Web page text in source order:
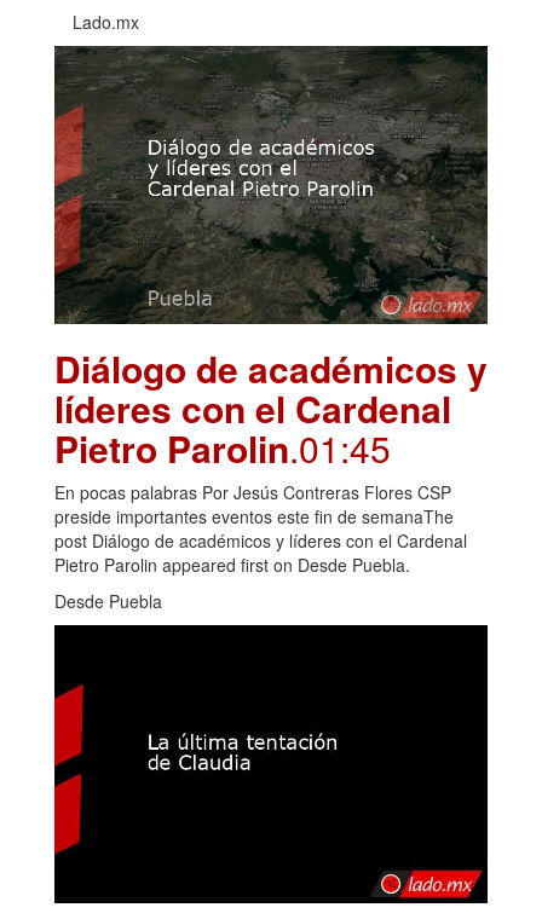
Lado.mx
Diálogo de académicos y
líderes con el Cardenal
Pietro Parolin.01:45
En pocas palabras Por Jesús Contreras Flores CSP
preside importantes eventos este fin de semanaThe
post Diálogo de académicos y líderes con el Cardenal
Pietro Parolin appeared first on Desde Puebla.
Desde Puebla